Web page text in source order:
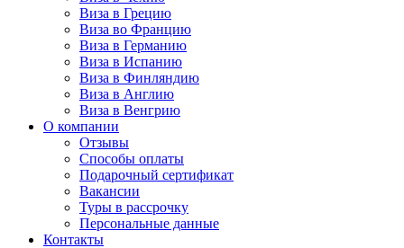
Виза в Грецию
Виза во Францию
Виза в Германию
Виза в Испанию
Виза в Финляндию
Виза в Англию
Виза в Венгрию
О компании
Отзывы
Способы оплаты
Подарочный сертификат
Вакансии
Туры в рассрочку
Персональные данные
Контакты